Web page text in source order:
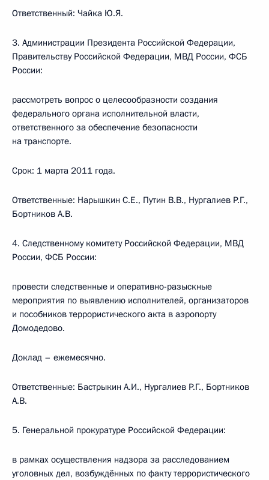
Ответственный: Чайка Ю.Я.
3. Администрации Президента Российской Федерации,
Правительству Российской Федерации, МВД России, ФСБ
России:
рассмотреть вопрос о целесообразности создания
федерального органа исполнительной власти,
ответственного за обеспечение безопасности
на транспорте.
Срок: 1 марта 2011 года.
Ответственные: Нарышкин С.Е., Путин В.В., Нургалиев Р.Г.,
Бортников А.В.
4. Следственному комитету Российской Федерации, МВД
России, ФСБ России:
провести следственные и оперативно-разыскные
мероприятия по выявлению исполнителей, организаторов
и пособников террористического акта в аэропорту
Домодедово.
Доклад – ежемесячно.
Ответственные: Бастрыкин А.И., Нургалиев Р.Г., Бортников
А.В.
5. Генеральной прокуратуре Российской Федерации:
в рамках осуществления надзора за расследованием
уголовных дел, возбуждённых по факту террористического